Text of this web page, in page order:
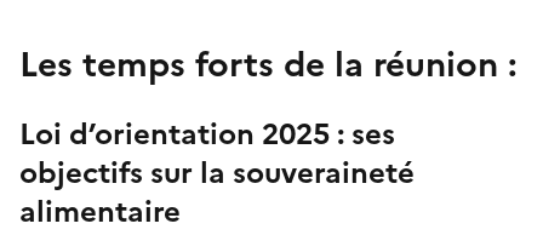
Les temps forts de la réunion :
Loi d’orientation 2025: ses
objectifs sur la souveraineté
alimentaire